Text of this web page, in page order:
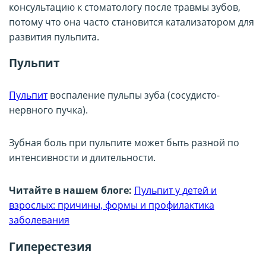
консультацию к стоматологу после травмы зубов,
потому что она часто становится катализатором для
развития пульпита.
Пульпит
Пульпитвоспаление пульпы зуба (сосудисто-
нервного пучка).
Зубная боль при пульпите может быть разной по
интенсивности и длительности.
Читайте в нашем блоге: Пульпит у детей и
взрослых: причины, формы и профилактика
заболевания
Гиперестезия